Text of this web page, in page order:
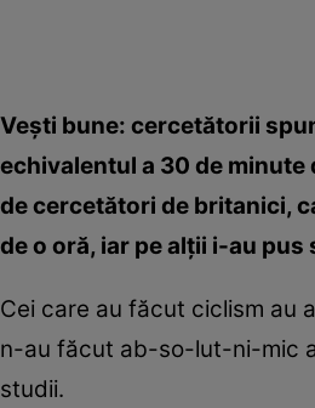
Veşti bune: cercetătorii
echivalentul a 30 de minute
de cercetători de britanici,
de o oră, iar pe alţii i-au
Cei care au făcut ciclism au
n-au făcut ab-so-lut-ni-mic
studii.